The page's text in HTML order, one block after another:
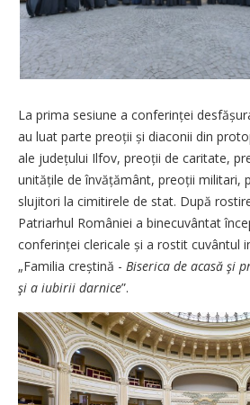
La prima sesiune a conferinței
au luat parte preoții și diaconii din
ale județului Ilfov, preoții de caritate,
unitățile de învățământ, preoții militari,
slujitori la cimitirele de stat. După
Patriarhul României a binecuvântat
conferinței clericale și a rostit cuvântul
„Familia creștină - Biserica de acasă şi
şi a iubirii darnice”.